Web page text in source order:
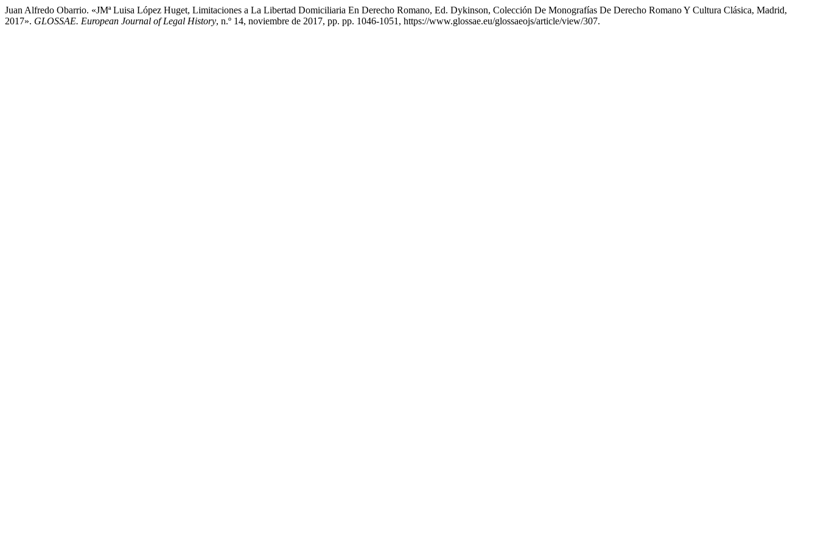
Juan Alfredo Obarrio. «JMª Luisa López Huget, Limitaciones a La Libertad Domiciliaria En Derecho Romano, Ed. Dykinson, Colección De Monografías De Derecho Romano Y Cultura Clásica, Madrid,
2017». GLOSSAE. European Journal of Legal History, n.º 14, noviembre de 2017, pp. pp. 1046-1051, https://www.glossae.eu/glossaeojs/article/view/307.